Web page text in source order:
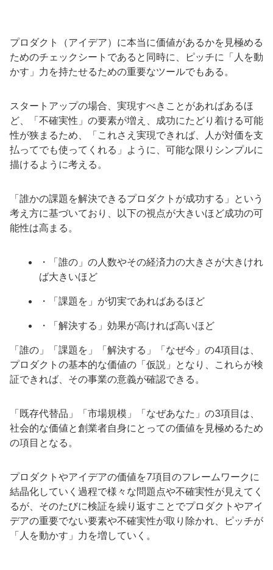
プロダクト（アイデア）に本当に価値があるかを見極める
ためのチェックシートであると同時に、ピッチに「人を動
かす」力を持たせるための重要なツールでもある。
スタートアップの場合、実現すべきことがあればあるほ
ど、「不確実性」の要素が増え、成功にたどり着ける可能
性が狭まるため、「これさえ実現できれば、人が対価を支
払ってでも使ってくれる」ように、可能な限りシンプルに
描けるように考える。
「誰かの課題を解決できるプロダクトが成功する」という
考え方に基づいており、以下の視点が大きいほど成功の可
能性は高まる。
・「誰の」の人数やその経済力の大きさが大きけれ
ば大きいほど
・「課題を」が切実であればあるほど
・「解決する」効果が高ければ高いほど
「誰の」「課題を」「解決する」「なぜ今」の4項目は、
プロダクトの基本的な価値の「仮説」となり、これらが検
証できれば、その事業の意義が確認できる。
「既存代替品」「市場規模」「なぜあなた」の3項目は、
社会的な価値と創業者自身にとっての価値を見極めるため
の項目となる。
プロダクトやアイデアの価値を7項目のフレームワークに
結晶化していく過程で様々な問題点や不確実性が見えてく
るが、そのたびに検証を繰り返すことでプロダクトやアイ
デアの重要でない要素や不確実性が取り除かれ、ピッチが
「人を動かす」力を増していく。